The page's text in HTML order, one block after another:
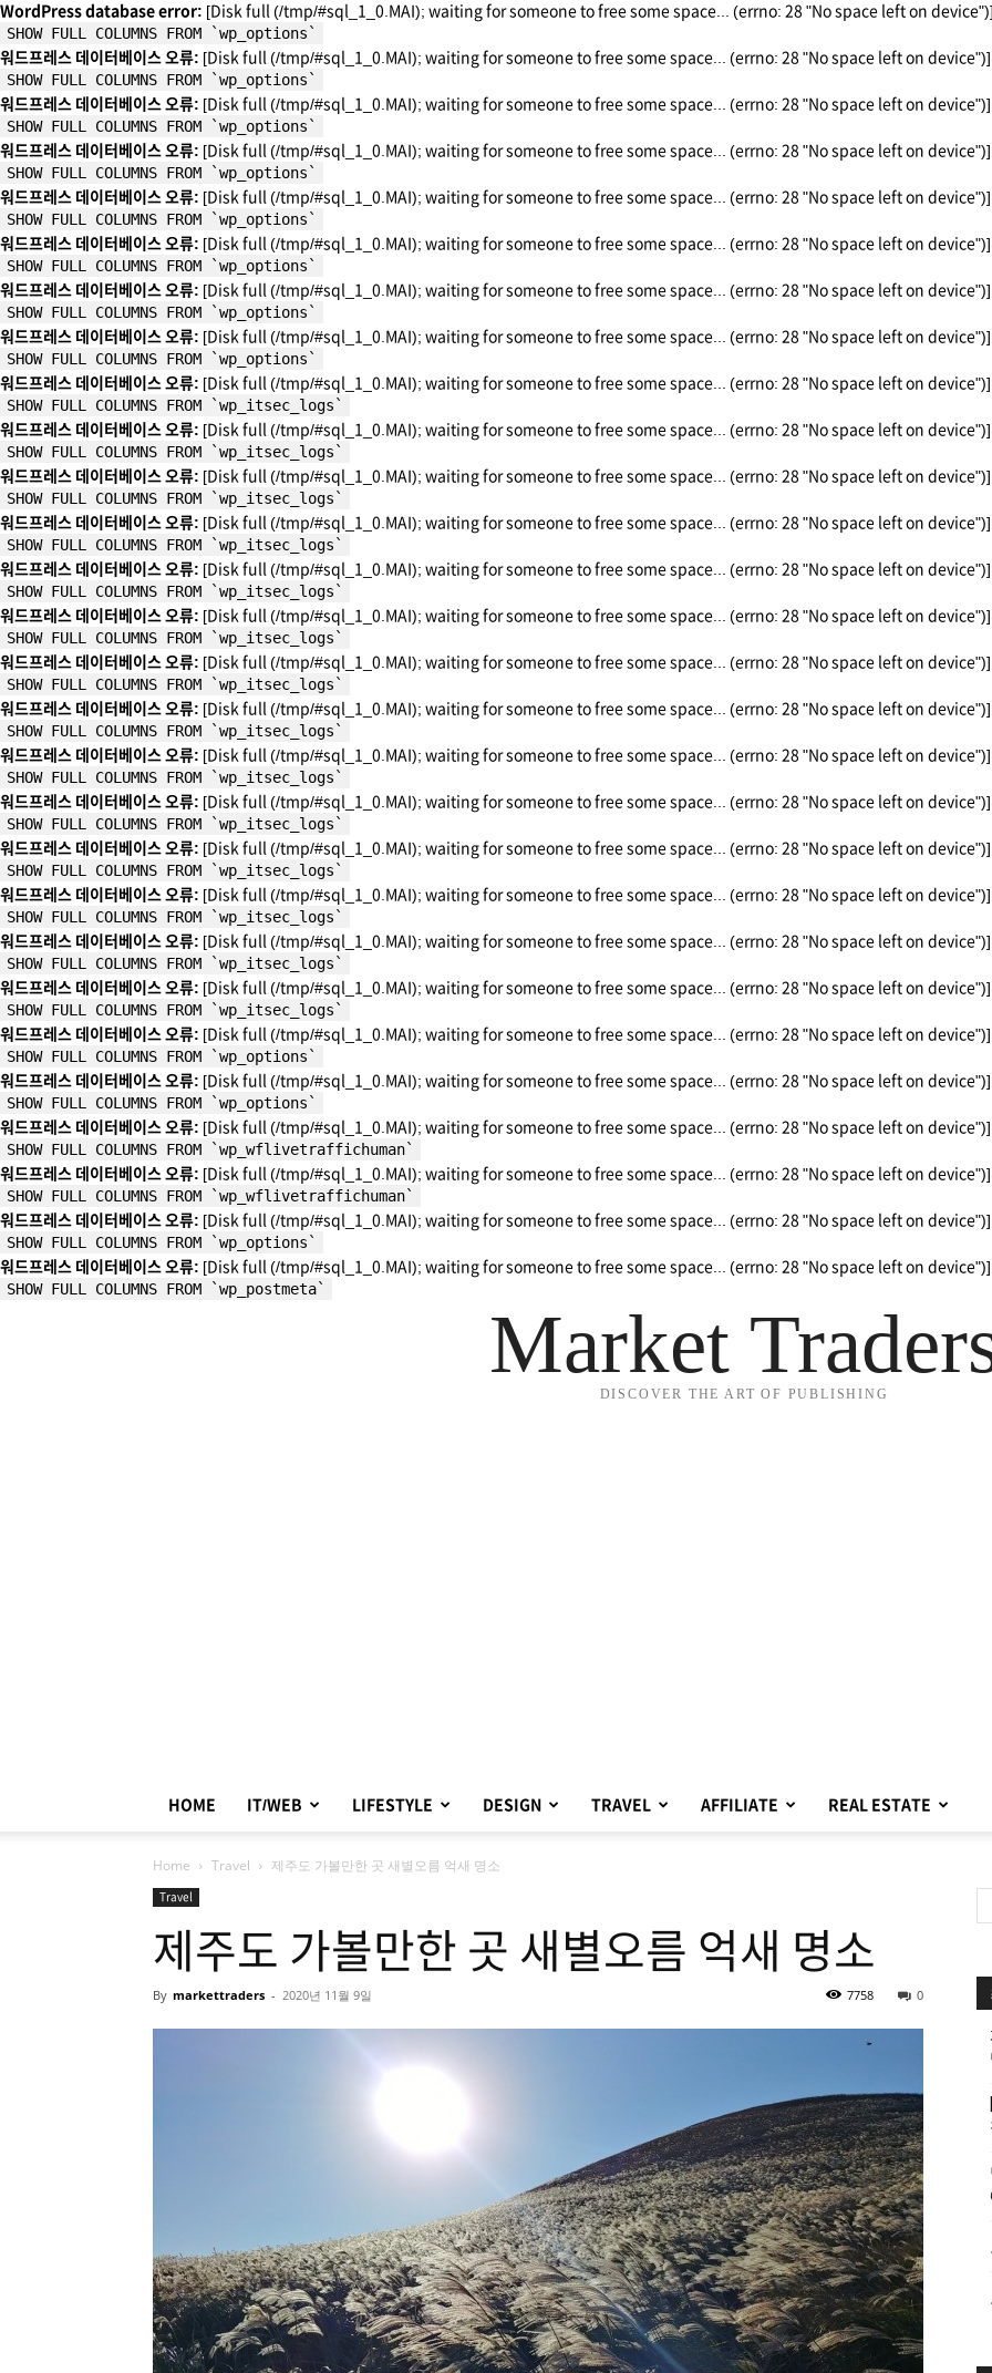
WordPress database error: [Disk full (/tmp/#sql_1_0.MAI); waiting for someone to free some space... (errno: 28 "No space left on
SHOW FULL COLUMNS FROM `wp_options`
워드프레스 데이터베이스 오류: [Disk full (/tmp/#sql_1_0.MAI); waiting for someone to free some space... (errno: 28 "No space left on device")]
SHOW FULL COLUMNS FROM `wp_options`
워드프레스 데이터베이스 오류: [Disk full (/tmp/#sql_1_0.MAI); waiting for someone to free some space... (errno: 28 "No space left on device")]
SHOW FULL COLUMNS FROM `wp_options`
워드프레스 데이터베이스 오류: [Disk full (/tmp/#sql_1_0.MAI); waiting for someone to free some space... (errno: 28 "No space left on device")]
SHOW FULL COLUMNS FROM `wp_options`
워드프레스 데이터베이스 오류: [Disk full (/tmp/#sql_1_0.MAI); waiting for someone to free some space... (errno: 28 "No space left on device")]
SHOW FULL COLUMNS FROM `wp_options`
워드프레스 데이터베이스 오류: [Disk full (/tmp/#sql_1_0.MAI); waiting for someone to free some space... (errno: 28 "No space left on device")]
SHOW FULL COLUMNS FROM `wp_options`
워드프레스 데이터베이스 오류: [Disk full (/tmp/#sql_1_0.MAI); waiting for someone to free some space... (errno: 28 "No space left on device")]
SHOW FULL COLUMNS FROM `wp_options`
워드프레스 데이터베이스 오류: [Disk full (/tmp/#sql_1_0.MAI); waiting for someone to free some space... (errno: 28 "No space left on device")]
SHOW FULL COLUMNS FROM `wp_options`
워드프레스 데이터베이스 오류: [Disk full (/tmp/#sql_1_0.MAI); waiting for someone to free some space... (errno: 28 "No space left on device")]
SHOW FULL COLUMNS FROM `wp_itsec_logs`
워드프레스 데이터베이스 오류: [Disk full (/tmp/#sql_1_0.MAI); waiting for someone to free some space... (errno: 28 "No space left on device")]
SHOW FULL COLUMNS FROM `wp_itsec_logs`
워드프레스 데이터베이스 오류: [Disk full (/tmp/#sql_1_0.MAI); waiting for someone to free some space... (errno: 28 "No space left on device")]
SHOW FULL COLUMNS FROM `wp_itsec_logs`
워드프레스 데이터베이스 오류: [Disk full (/tmp/#sql_1_0.MAI); waiting for someone to free some space... (errno: 28 "No space left on device")]
SHOW FULL COLUMNS FROM `wp_itsec_logs`
워드프레스 데이터베이스 오류: [Disk full (/tmp/#sql_1_0.MAI); waiting for someone to free some space... (errno: 28 "No space left on device")]
SHOW FULL COLUMNS FROM `wp_itsec_logs`
워드프레스 데이터베이스 오류: [Disk full (/tmp/#sql_1_0.MAI); waiting for someone to free some space... (errno: 28 "No space left on device")]
SHOW FULL COLUMNS FROM `wp_itsec_logs`
워드프레스 데이터베이스 오류: [Disk full (/tmp/#sql_1_0.MAI); waiting for someone to free some space... (errno: 28 "No space left on device")]
SHOW FULL COLUMNS FROM `wp_itsec_logs`
워드프레스 데이터베이스 오류: [Disk full (/tmp/#sql_1_0.MAI); waiting for someone to free some space... (errno: 28 "No space left on device")]
SHOW FULL COLUMNS FROM `wp_itsec_logs`
워드프레스 데이터베이스 오류: [Disk full (/tmp/#sql_1_0.MAI); waiting for someone to free some space... (errno: 28 "No space left on device")]
SHOW FULL COLUMNS FROM `wp_itsec_logs`
워드프레스 데이터베이스 오류: [Disk full (/tmp/#sql_1_0.MAI); waiting for someone to free some space... (errno: 28 "No space left on device")]
SHOW FULL COLUMNS FROM `wp_itsec_logs`
워드프레스 데이터베이스 오류: [Disk full (/tmp/#sql_1_0.MAI); waiting for someone to free some space... (errno: 28 "No space left on device")]
SHOW FULL COLUMNS FROM `wp_itsec_logs`
워드프레스 데이터베이스 오류: [Disk full (/tmp/#sql_1_0.MAI); waiting for someone to free some space... (errno: 28 "No space left on device")]
SHOW FULL COLUMNS FROM `wp_itsec_logs`
워드프레스 데이터베이스 오류: [Disk full (/tmp/#sql_1_0.MAI); waiting for someone to free some space... (errno: 28 "No space left on device")]
SHOW FULL COLUMNS FROM `wp_itsec_logs`
워드프레스 데이터베이스 오류: [Disk full (/tmp/#sql_1_0.MAI); waiting for someone to free some space... (errno: 28 "No space left on device")]
SHOW FULL COLUMNS FROM `wp_itsec_logs`
워드프레스 데이터베이스 오류: [Disk full (/tmp/#sql_1_0.MAI); waiting for someone to free some space... (errno: 28 "No space left on device")]
SHOW FULL COLUMNS FROM `wp_options`
워드프레스 데이터베이스 오류: [Disk full (/tmp/#sql_1_0.MAI); waiting for someone to free some space... (errno: 28 "No space left on device")]
SHOW FULL COLUMNS FROM `wp_options`
워드프레스 데이터베이스 오류: [Disk full (/tmp/#sql_1_0.MAI); waiting for someone to free some space... (errno: 28 "No space left on device")]
SHOW FULL COLUMNS FROM `wp_wflivetraffichuman`
워드프레스 데이터베이스 오류: [Disk full (/tmp/#sql_1_0.MAI); waiting for someone to free some space... (errno: 28 "No space left on device")]
SHOW FULL COLUMNS FROM `wp_wflivetraffichuman`
워드프레스 데이터베이스 오류: [Disk full (/tmp/#sql_1_0.MAI); waiting for someone to free some space... (errno: 28 "No space left on device")]
SHOW FULL COLUMNS FROM `wp_options`
워드프레스 데이터베이스 오류: [Disk full (/tmp/#sql_1_0.MAI); waiting for someone to free some space... (errno: 28 "No space left on device")]
SHOW FULL COLUMNS FROM `wp_postmeta`
Market
DISCOVER THE ART OF PUBLISHING
HOME IT/WEB LIFESTYLE DESIGN TRAVEL AFFILIATE REAL ESTATE
Home Travel 제주도 가볼만한 곳 새별오름 억새 명소
Travel
제주도 가볼만한 곳 새별오름 억새 명소
By markettraders - 2020년 11월 9일 0
7758